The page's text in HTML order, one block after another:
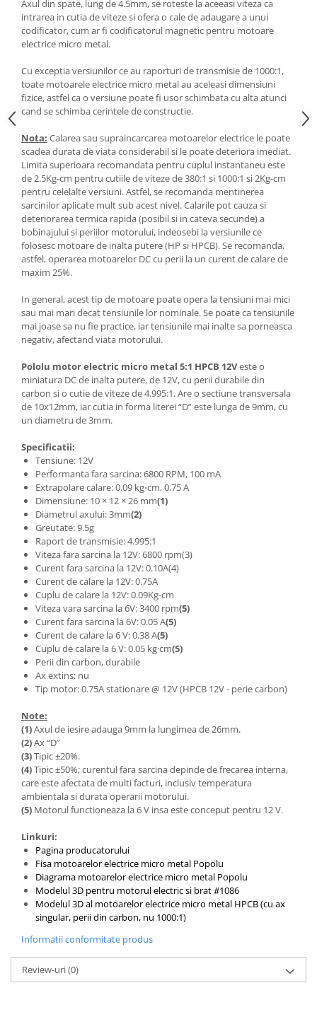
Axul din spate, lung de 4.5mm, se roteste la aceeasi viteza ca
intrarea in cutia de viteze si ofera o cale de adaugare a unui
codificator, cum ar fi codificatorul magnetic pentru motoare
electrice micro metal.
Cu exceptia versiunilor ce au raporturi de transmisie de 1000:1,
toate motoarele electrice micro metal au aceleasi dimensiuni
fizice, astfel ca o versiune poate fi usor schimbata cu alta atunci
cand se schimba cerintele de constructie.
Nota: Calarea sau supraincarcarea motoarelor electrice le poate
scadea durata de viata considerabil si le poate deteriora imediat.
Limita superioara recomandata pentru cuplul instantaneu este
de 2.5Kg-cm pentru cutiile de viteze de 380:1 si 1000:1 si 2Kg-cm
pentru celelalte versiuni. Astfel, se recomanda mentinerea
sarcinilor aplicate mult sub acest nivel. Calarile pot cauza si
deteriorarea termica rapida (posibil si in cateva secunde) a
bobinajului si periilor motorului, indeosebi la versiunile ce
folosesc motoare de inalta putere (HP si HPCB). Se recomanda,
astfel, operarea motoarelor DC cu perii la un curent de calare de
maxim 25%.
In general, acest tip de motoare poate opera la tensiuni mai mici
sau mai mari decat tensiunile lor nominale. Se poate ca tensiunile
mai joase sa nu fie practice, iar tensiunile mai inalte sa porneasca
negativ, afectand viata motorului.
Pololu motor electric micro metal 5:1 HPCB 12Veste o
miniatura DC de inalta putere, de 12V, cu perii durabile din
carbon si o cutie de viteze de 4.995:1. Are o sectiune transversala
de 10x12mm, iar cutia in forma literei “D” este lunga de 9mm, cu
un diametru de 3mm.
Specificatii:
Tensiune: 12V
Performanta fara sarcina: 6800 RPM, 100 mA
Extrapolare calare: 0.09 kg⋅cm, 0.75 A
Dimensiune: 10 × 12 × 26 mm(1)
Diametrul axului: 3mm(2)
Greutate: 9.5g
Raport de transmisie: 4.995:1
Viteza fara sarcina la 12V: 6800 rpm(3)
Curent fara sarcina la 12V: 0.10A(4)
Curent de calare la 12V: 0.75A
Cuplu de calare la 12V: 0.09Kg-cm
Viteza vara sarcina la 6V: 3400 rpm(5)
Curent fara sarcina la 6V: 0.05 A(5)
Curent de calare la 6 V: 0.38 A(5)
Cuplu de calare la 6 V: 0.05 kg·cm(5)
Perii din carbon, durabile
Ax extins: nu
Tip motor: 0.75A stationare @ 12V (HPCB 12V - perie carbon)
Note:
(1)Axul de iesire adauga 9mm la lungimea de 26mm.
(2)Ax “D”
(3)Tipic ±20%.
(4)Tipic ±50%; curentul fara sarcina depinde de frecarea interna,
care este afectata de multi facturi, inclusiv temperatura
ambientala si durata operarii motorului.
(5) Motorul functioneaza la 6 V insa este conceput pentru 12 V.
Linkuri:
Pagina producatorului
Fisa motoarelor electrice micro metal Popolu
Diagrama motoarelor electrice micro metal Popolu
Modelul 3D pentru motorul electric si brat #1086
Modelul 3D al motoarelor electrice micro metal HPCB (cu ax
singular, perii din carbon, nu 1000:1)
Informatii conformitate produs
Review-uri(0)